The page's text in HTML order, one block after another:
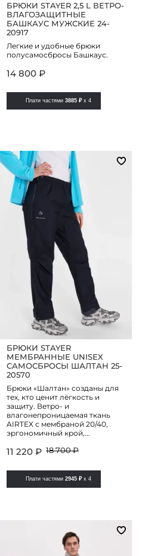
БРЮКИ STAYER 2,5 L ВЕТРО-
ВЛАГОЗАЩИТНЫЕ
БАШКАУС МУЖСКИЕ 24-
20917
Легкие и удобные брюки
полусамосбросы Башкаус.
14 800 ₽
Плати частями3885 ₽ x 4
БРЮКИ STAYER
МЕМБРАННЫЕ UNISEX
САМОСБРОСЫ ШАЛТАН 25-
20570
Брюки «Шалтан» созданы для
тех, кто ценит лёгкость и
защиту. Ветро- и
влагонепроницаемая ткань
AIRTEX с мембраной 20/40,
эргономичный крой,...
11 220 ₽ 18 700 ₽
Плати частями2945 ₽ x 4